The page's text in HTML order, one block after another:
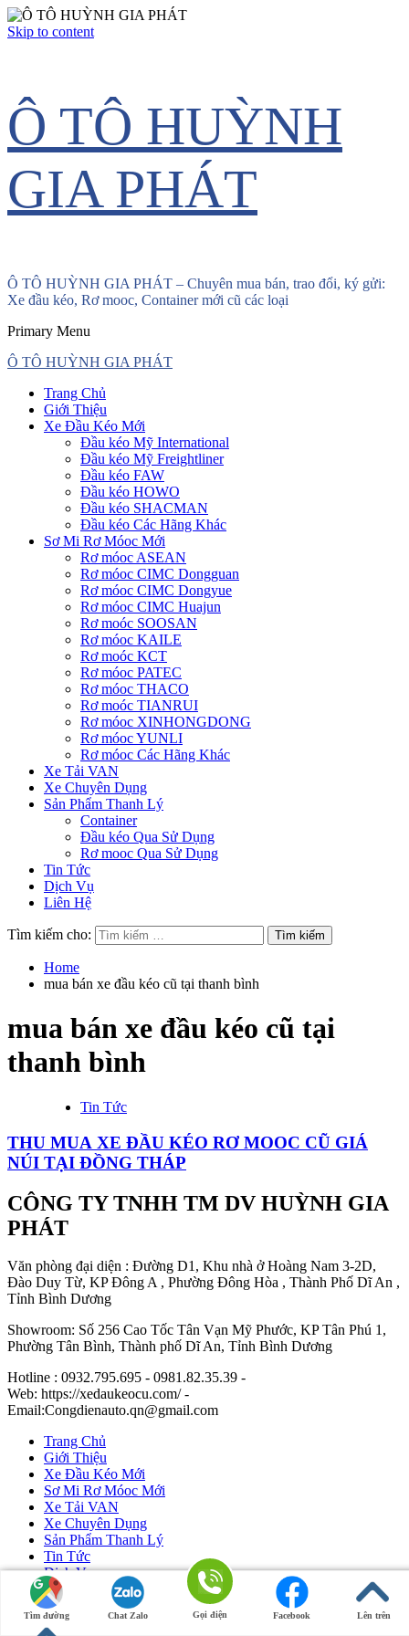
Skip to content
Ô TÔ HUỲNH
GIA PHÁT
Ô TÔ HUỲNH GIA PHÁT – Chuyên mua bán, trao đổi, ký gửi:
Xe đầu kéo, Rơ mooc, Container mới cũ các loại
Primary Menu
Ô TÔ HUỲNH GIA PHÁT
Trang Chủ
Giới Thiệu
Xe Đầu Kéo Mới
Đầu kéo Mỹ International
Đầu kéo Mỹ Freightliner
Đầu kéo FAW
Đầu kéo HOWO
Đầu kéo SHACMAN
Đầu kéo Các Hãng Khác
Sơ Mi Rơ Móoc Mới
Rơ móoc ASEAN
Rơ móoc CIMC Dongguan
Rơ móoc CIMC Dongyue
Rơ móoc CIMC Huajun
Rơ moóc SOOSAN
Rơ móoc KAILE
Rơ moóc KCT
Rơ móoc PATEC
Rơ móoc THACO
Rơ moóc TIANRUI
Rơ móoc XINHONGDONG
Rơ móoc YUNLI
Rơ móoc Các Hãng Khác
Xe Tải VAN
Xe Chuyên Dụng
Sản Phẩm Thanh Lý
Container
Đầu kéo Qua Sử Dụng
Rơ mooc Qua Sử Dụng
Tin Tức
Dịch Vụ
Liên Hệ
Tìm kiếm cho:
Home
mua bán xe đầu kéo cũ tại thanh bình
mua bán xe đầu kéo cũ tại
thanh bình
Tin Tức
THU MUA XE ĐẦU KÉO RƠ MOOC CŨ GIÁ
NÚI TẠI ĐỒNG THÁP
CÔNG TY TNHH TM DV HUỲNH GIA
PHÁT
Văn phòng đại diện : Đường D1, Khu nhà ở Hoàng Nam 3-2D,
Đào Duy Từ, KP Đông A , Phường Đông Hòa , Thành Phố Dĩ An ,
Tỉnh Bình Dương
Showroom: Số 256 Cao Tốc Tân Vạn Mỹ Phước, KP Tân Phú 1,
Phường Tân Bình, Thành phố Dĩ An, Tỉnh Bình Dương
Hotline : 0932.795.695 - 0981.82.35.39 -
Web: https://xedaukeocu.com/ -
Email:Congdienauto.qn@gmail.com
Tìm đường Chat Zalo Gọi điện Facebook Lên trên
Trang Chủ
Giới Thiệu
Xe Đầu Kéo Mới
Sơ Mi Rơ Móoc Mới
Xe Tải VAN
Xe Chuyên Dụng
Sản Phẩm Thanh Lý
Tin Tức
Dịch Vụ
Liên Hệ
Ô Tô Huỳnh Gia Phát|Xe Đầu Kéo Mỹ by Huỳnh Gia Phát.